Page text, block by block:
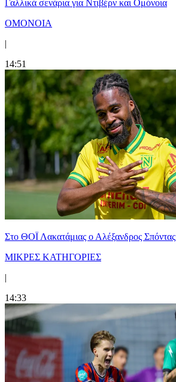
Γαλλικά σενάρια για Ντιβέρν και Ομόνοια
ΟΜΟΝΟΙΑ
|
14:51
Στο ΘΟΪ Λακατάμιας ο Αλέξανδρος Σπόντας
ΜΙΚΡΕΣ ΚΑΤΗΓΟΡΙΕΣ
|
14:33